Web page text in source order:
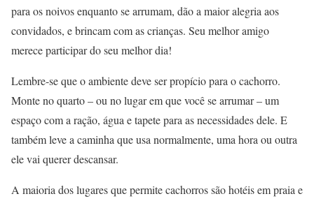
para os noivos enquanto se arrumam, dão a maior alegria aos
convidados, e brincam com as crianças. Seu melhor amigo
merece participar do seu melhor dia!
Lembre-se que o ambiente deve ser propício para o cachorro.
Monte no quarto – ou no lugar em que você se arrumar – um
espaço com a ração, água e tapete para as necessidades dele. E
também leve a caminha que usa normalmente, uma hora ou outra
ele vai querer descansar.
A maioria dos lugares que permite cachorros são hotéis em praia e